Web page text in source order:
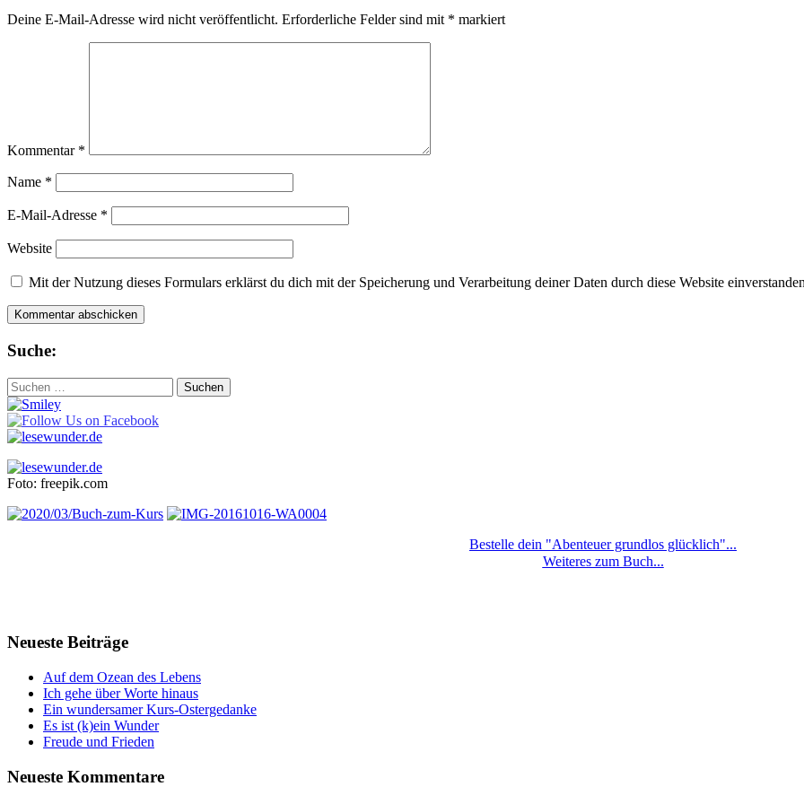
Deine E-Mail-Adresse wird nicht veröffentlicht. Erforderliche Felder sind mit * markiert
Kommentar *
Name *
E-Mail-Adresse *
Website
Mit der Nutzung dieses Formulars erklärst du dich mit der Speicherung und Verarbeitung deiner Daten durch diese Website
Suche:
Suchen
nach:
Foto: freepik.com
Bestelle dein "Abenteuer grundlos glücklich"...
Weiteres zum Buch...
Neueste Beiträge
Auf dem Ozean des Lebens
Ich gehe über Worte hinaus
Ein wundersamer Kurs-Ostergedanke
Es ist (k)ein Wunder
Freude und Frieden
Neueste Kommentare